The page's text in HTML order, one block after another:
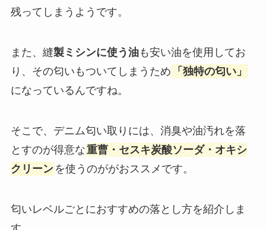
残ってしまうようです。
また、縫製ミシンに使う油も安い油を使用してお
り、その匂いもついてしまうため「独特の匂い」
になっているんですね。
そこで、デニム匂い取りには、消臭や油汚れを落
とすのが得意な重曹・セスキ炭酸ソーダ・オキシ
クリーンを使うのががおススメです。
匂いレベルごとにおすすめの落とし方を紹介しま